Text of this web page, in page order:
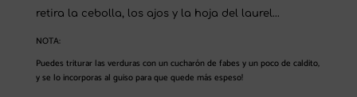
retira la cebolla, los ajos y la hoja del laurel…
NOTA:
Puedes triturar las verduras con un cucharón de fabes y un poco de caldito,
y se lo incorporas al guiso para que quede más espeso!